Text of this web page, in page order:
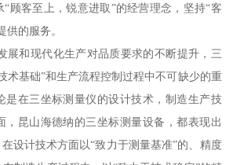
顾客至上，锐意进取”的经营理念，坚持“客
供的服务。
和现代化生产对品质要求的不断提升，三
术基础”和生产流程控制过程中不可缺少的重
是在三坐标测量仪的设计技术，制造生产技
，昆山海德纳的三坐标测量设备，都表现出
设计技术方面以“致力于测量基准”的、精度